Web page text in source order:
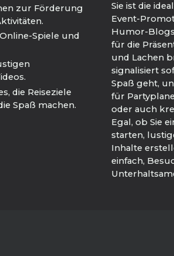
zur Förderung
Spiele und
die Reiseziele
Spaß machen.
Sie ist die
Event-
Humor-
für die
und Lachen
signalisiert
Spaß geht,
für
oder auch
Egal, ob Sie
starten,
Inhalte
einfach,